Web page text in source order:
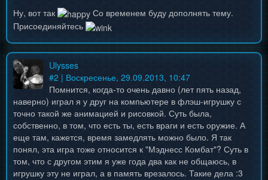
Ну, вот так
Со временем буду дополнять тему.
Присоединяйтесь
Ulysses
#2 | Воскресенье, 29.09.2013, 10:47
Помнится, когда-то очень давно (лет пять назад,
наверно) играл я у друг на компьютере в флэш-игрушку с
точно такой же анимацией и рисовкой. Суть была,
собственно, в том, что есть ты, есть враги и есть оружие. А
еще там, кажется, время замедлять можно было. Я так
понял, эта игра тоже относится к "Мэднесс Комбат"? Суть в
том, что с другом этим я уже года два как не общаюсь, в
игрушку эту не играл, а в память врезалось. Такие дела :3